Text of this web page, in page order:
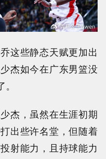
这些静态天赋更加出
杰如今在广东男篮没
杰，虽然在生涯初期
出些许名堂，但随着
射能力，且持球能力